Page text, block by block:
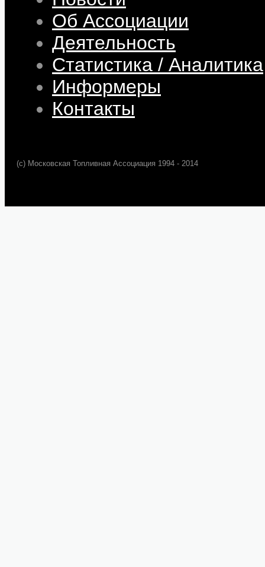
Об Ассоциации
Деятельность
Статистика / Аналитика
Информеры
Контакты
(c) Московская Топливная Ассоциация 1994 - 2014